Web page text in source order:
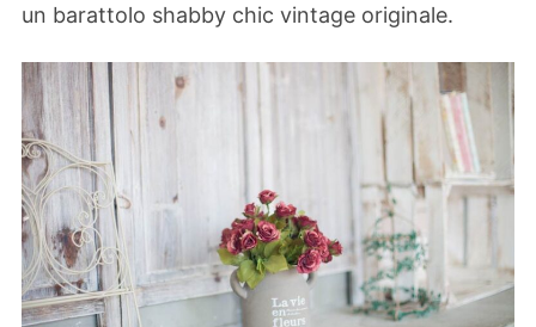
un barattolo shabby chic vintage originale.